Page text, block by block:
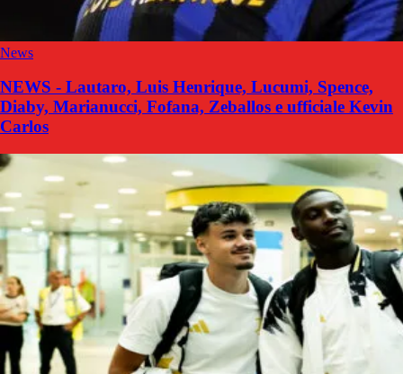
News
NEWS - Lautaro, Luis Henrique, Lucumi, Spence,
Diaby, Marianucci, Fofana, Zeballos e ufficiale Kevin
Carlos